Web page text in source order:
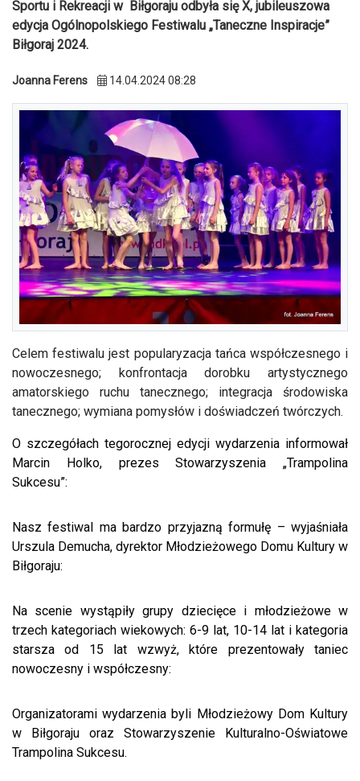
Sportu i Rekreacji w Biłgoraju odbyła się X, jubileuszowa
edycja Ogólnopolskiego Festiwalu „Taneczne Inspiracje”
Biłgoraj 2024.
Joanna Ferens 14.04.2024 08:28
Celem festiwalu jest popularyzacja tańca współczesnego i
nowoczesnego; konfrontacja dorobku artystycznego
amatorskiego ruchu tanecznego; integracja środowiska
tanecznego; wymiana pomysłów i doświadczeń twórczych.
O szczegółach tegorocznej edycji wydarzenia informował
Marcin Holko, prezes Stowarzyszenia „Trampolina
Sukcesu”:
Nasz festiwal ma bardzo przyjazną formułę – wyjaśniała
Urszula Demucha, dyrektor Młodzieżowego Domu Kultury w
Biłgoraju:
Na scenie wystąpiły grupy dziecięce i młodzieżowe w
trzech kategoriach wiekowych: 6-9 lat, 10-14 lat i kategoria
starsza od 15 lat wzwyż, które prezentowały taniec
nowoczesny i współczesny:
Organizatorami wydarzenia byli Młodzieżowy Dom Kultury
w Biłgoraju oraz Stowarzyszenie Kulturalno-Oświatowe
Trampolina Sukcesu.